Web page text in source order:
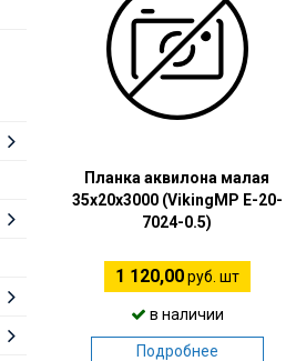
Планка аквилона малая
35х20х3000 (VikingMP E-20-
7024-0.5)
1 120,00руб. шт
в наличии
Подробнее